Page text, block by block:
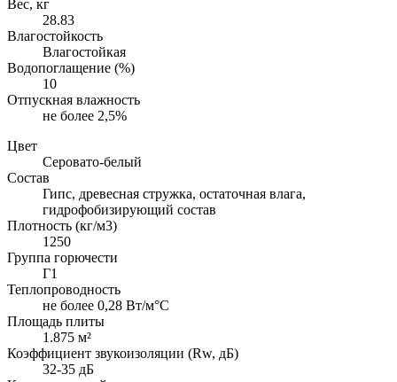
Вес, кг
28.83
Влагостойкость
Влагостойкая
Водопоглащение (%)
10
Отпускная влажность
не более 2,5%
Цвет
Серовато-белый
Состав
Гипс, древесная стружка, остаточная влага,
гидрофобизирующий состав
Плотность (кг/м3)
1250
Группа горючести
Г1
Теплопроводность
не более 0,28 Вт/м°С
Площадь плиты
1.875 м²
Коэффициент звукоизоляции (Rw, дБ)
32-35 дБ